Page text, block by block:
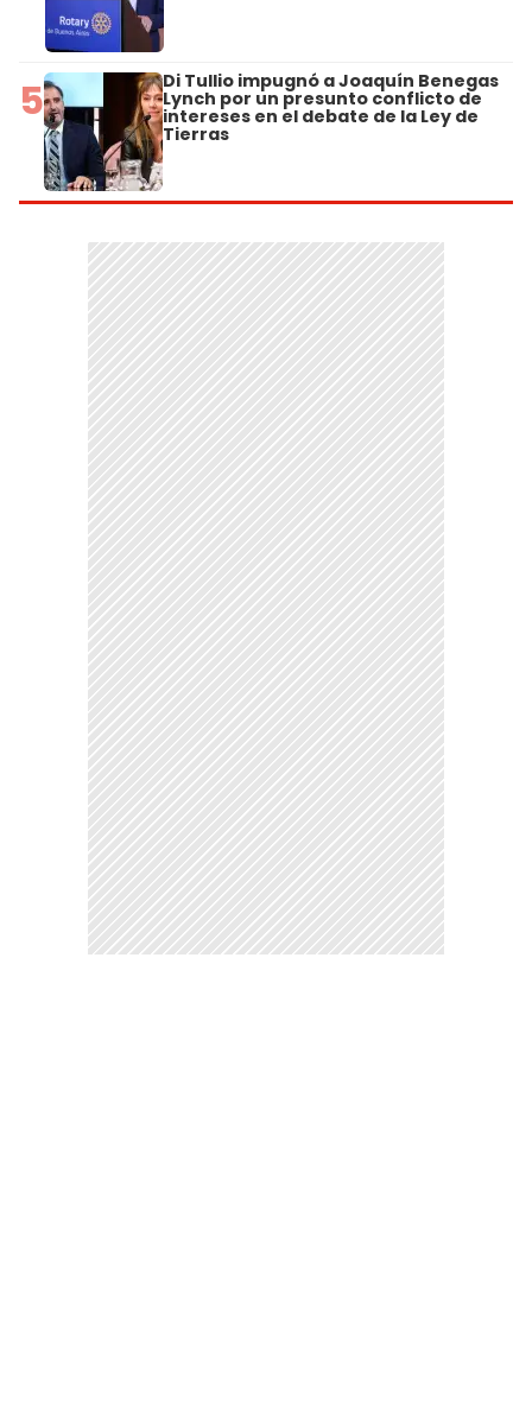
5 Di Tullio impugnó a Joaquín Benegas
Lynch por un presunto conflicto de
intereses en el debate de la Ley de
Tierras